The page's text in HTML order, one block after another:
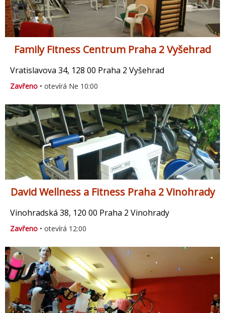
Family Fitness Centrum Praha 2 Vyšehrad
Vratislavova 34, 128 00 Praha 2 Vyšehrad
Zavřeno • otevírá Ne 10:00
David Wellness a Fitness Praha 2 Vinohrady
Vinohradská 38, 120 00 Praha 2 Vinohrady
Zavřeno • otevírá 12:00